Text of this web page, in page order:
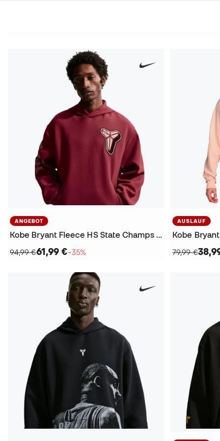
ANGEBOT
Kobe Bryant Fleece HS State Champs Sweatshirt
94,99 €61,99 €−35%
AUSLAUF
79,99 €